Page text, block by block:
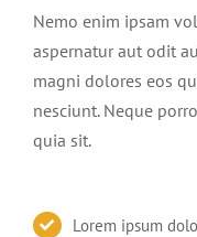
Nemo enim ipsam
aspernatur aut odit
magni dolores eos
nesciunt. Neque
quia sit.
Lorem ipsum